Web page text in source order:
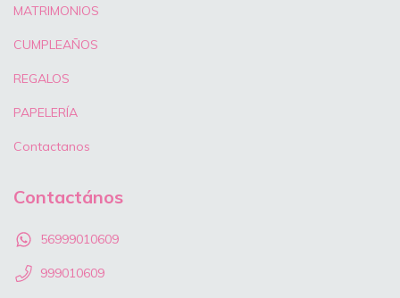
MATRIMONIOS
CUMPLEAÑOS
REGALOS
PAPELERÍA
Contactanos
Contactános
56999010609
999010609